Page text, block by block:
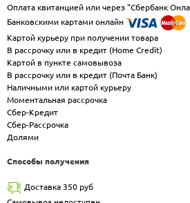
Оплата квитанцией или через "Сбербанк
Банковскими картами онлайн
Картой курьеру при получении товара
В рассрочку или в кредит (Home Credit)
Картой в пункте самовывоза
В рассрочку или в кредит (Почта Банк)
Наличными или картой курьеру
Моментальная рассрочка
Сбер-Кредит
Сбер-Рассрочка
Долями
Способы получения
Доставка 350 руб